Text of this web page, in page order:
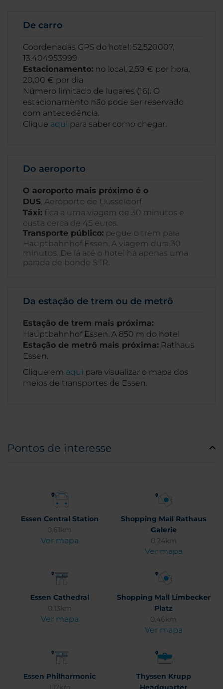
De carro
Coordenadas GPS do hotel: 52.520007,
13.404953999
Estacionamento: no local, 2,50 € por hora,
20,00 € por dia
Número limitado de lugares (16). O
estacionamento não pode ser reservado
com antecedência.
Clique aqui para saber como chegar.
Do aeroporto
O aeroporto mais próximo é o
DUS, Aeroporto de Düsseldorf
Táxi: fica a uma viagem de 30 minutos e
custa cerca de 45 euros.
Transporte público: pegue o trem para
Hauptbahnhof Essen. A viagem dura 30
minutos. De lá até o hotel há apenas uma
parada de bonde STR.
Da estação de trem ou de metrô
Estação de trem mais próxima:
Hauptbahnhof Essen. A 850 m do hotel
Estação de metrô mais próxima: Rathaus
Essen.
Clique em aqui para visualizar o mapa dos
meios de transportes de Essen.
Pontos de interesse
Essen Central Station
0.61km
Ver mapa
Shopping Mall Rathaus
Galerie
0.24km
Ver mapa
Essen Cathedral
0.13km
Ver mapa
Shopping Mall Limbecker
Platz
0.46km
Ver mapa
Essen Philharmonic
1.17km
Thyssen Krupp
Headquarter